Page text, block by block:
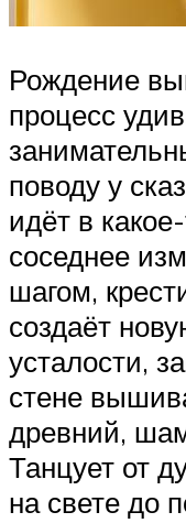
Рождение
процесс
поводу у
идёт в
соседнее
шагом,
создаёт
усталости,
стене
древний,
Танцует от
на свете до